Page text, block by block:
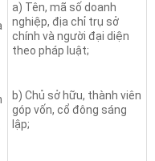
a) Tên, mã số doanh
nghiệp, địa chỉ trụ sở
chính và người đại diện
theo pháp luật;
b) Chủ sở hữu, thành viên
góp vốn, cổ đông sáng
lập;